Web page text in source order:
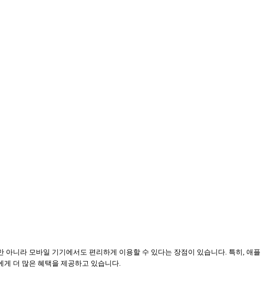
니라 모바일 기기에서도 편리하게 이용할 수 있다는 장점이 있습니다. 특히, 애플
더 많은 혜택을 제공하고 있습니다.